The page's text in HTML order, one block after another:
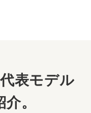
表モデル
。